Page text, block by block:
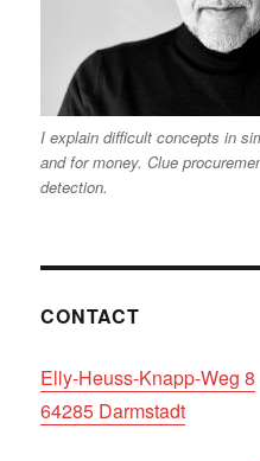
I explain difficult concepts in
and for money. Clue
detection.
CONTACT
Elly-Heuss-Knapp-Weg 8
64285 Darmstadt